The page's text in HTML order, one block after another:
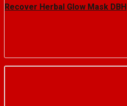
Recover Herbal Glow Mask DBH